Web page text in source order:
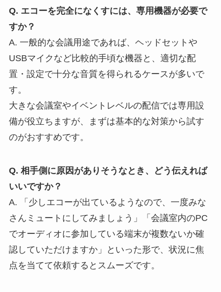
Q. エコーを完全になくすには、専用機器が必要で
すか？
A. 一般的な会議用途であれば、ヘッドセットや
USBマイクなど比較的手頃な機器と、適切な配
置・設定で十分な音質を得られるケースが多いで
す。
大きな会議室やイベントレベルの配信では専用設
備が役立ちますが、まずは基本的な対策から試す
のがおすすめです。
Q. 相手側に原因がありそうなとき、どう伝えれば
いいですか？
A. 「少しエコーが出ているようなので、一度みな
さんミュートにしてみましょう」「会議室内のPC
でオーディオに参加している端末が複数ないか確
認していただけますか」といった形で、状況に焦
点を当てて依頼するとスムーズです。